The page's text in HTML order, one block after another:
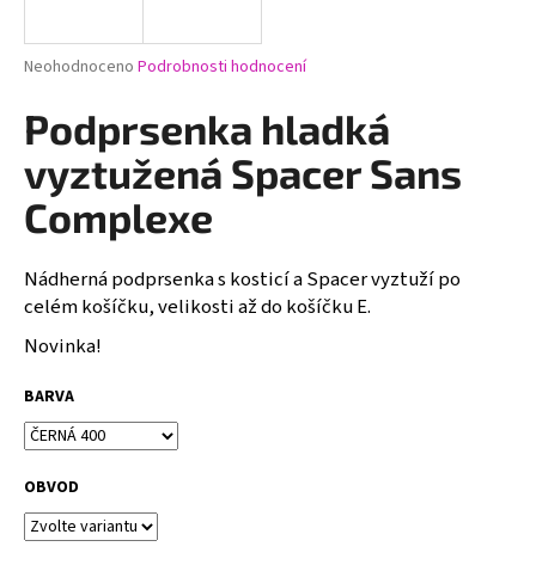
Průměrné
produktu
je
z
5
hvězdiček.
Neohodnoceno Podrobnosti hodnocení
Podprsenka hladká
vyztužená Spacer Sans
Complexe
Nádherná podprsenka s kosticí a Spacer vyztuží po
celém košíčku, velikosti až do košíčku E.
Novinka!
BARVA
OBVOD
j
t
?
HLEDAT
o
p
o
r
u
č